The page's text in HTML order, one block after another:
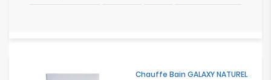
Chauffe Bain GALAXY NATUREL